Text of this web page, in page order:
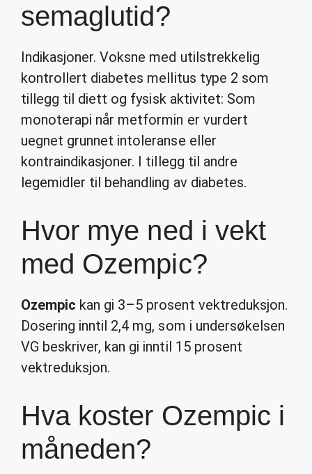
semaglutid?
Indikasjoner. Voksne med utilstrekkelig
kontrollert diabetes mellitus type 2 som
tillegg til diett og fysisk aktivitet: Som
monoterapi når metformin er vurdert
uegnet grunnet intoleranse eller
kontraindikasjoner. I tillegg til andre
legemidler til behandling av diabetes.
Hvor mye ned i vekt
med Ozempic?
Ozempic kan gi 3–5 prosent vektreduksjon.
Dosering inntil 2,4 mg, som i undersøkelsen
VG beskriver, kan gi inntil 15 prosent
vektreduksjon.
Hva koster Ozempic i
måneden?